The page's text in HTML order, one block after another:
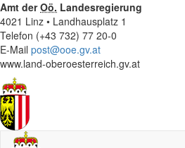
Amt derOö. Landesregierung
4021 Linz • Landhausplatz 1
Telefon (+43 732) 77 20-0
E-Mail post@ooe.gv.at
www.land-oberoesterreich.gv.at